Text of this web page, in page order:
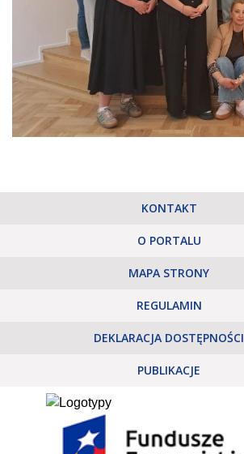
KONTAKT
O PORTALU
MAPA STRONY
REGULAMIN
DEKLARACJA DOSTĘPNOŚCI
PUBLIKACJE